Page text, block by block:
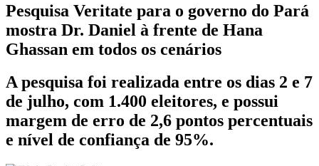
Pesquisa Veritate para o governo do Pará
mostra Dr. Daniel à frente de Hana
Ghassan em todos os cenários
A pesquisa foi realizada entre os dias 2 e 7
de julho, com 1.400 eleitores, e possui
margem de erro de 2,6 pontos percentuais
e nível de confiança de 95%.